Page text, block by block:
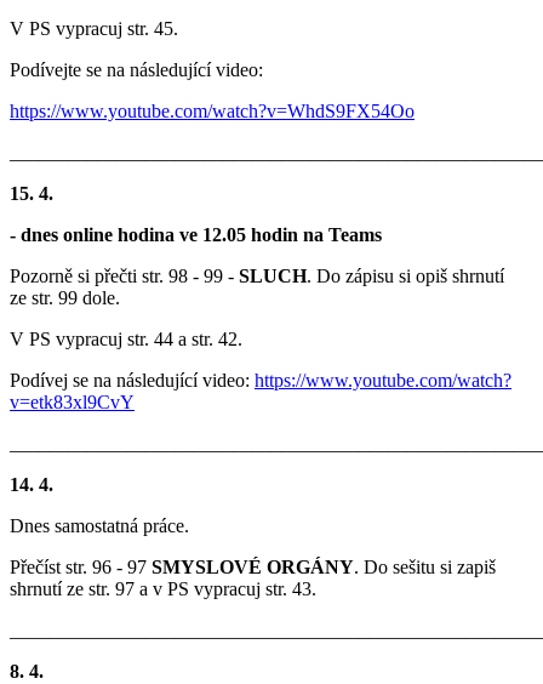
V PS vypracuj str. 45.
Podívejte se na následující video:
https://www.youtube.com/watch?v=WhdS9FX54Oo
15. 4.
- dnes online hodina ve 12.05 hodin na Teams
Pozorně si přečti str. 98 - 99 - SLUCH. Do zápisu si opiš shrnutí
ze str. 99 dole.
V PS vypracuj str. 44 a str. 42.
Podívej se na následující video: https://www.youtube.com/watch?
v=etk83xl9CvY
14. 4.
Dnes samostatná práce.
Přečíst str. 96 - 97 SMYSLOVÉ ORGÁNY. Do sešitu si zapiš
shrnutí ze str. 97 a v PS vypracuj str. 43.
8. 4.